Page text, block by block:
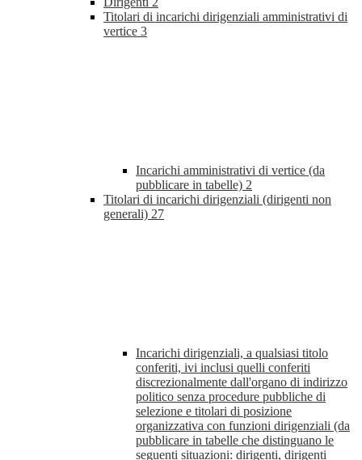
Titolari di incarichi dirigenziali amministrativi di
vertice 3
Incarichi amministrativi di vertice (da
pubblicare in tabelle) 2
Titolari di incarichi dirigenziali (dirigenti non
generali) 27
Incarichi dirigenziali, a qualsiasi titolo
conferiti, ivi inclusi quelli conferiti
discrezionalmente dall'organo di indirizzo
politico senza procedure pubbliche di
selezione e titolari di posizione
organizzativa con funzioni dirigenziali (da
pubblicare in tabelle che distinguano le
seguenti situazioni: dirigenti, dirigenti